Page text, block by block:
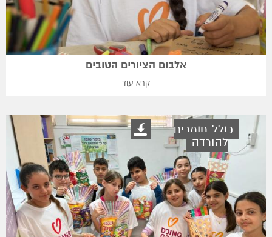
אלבום הציורים הטובים
קרא עוד
כולל חומרים
להורדה